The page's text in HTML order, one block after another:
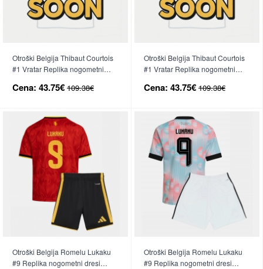
Otroški Belgija Thibaut Courtois
#1 Vratar Replika nogometni
Dolgi Rokav (+ hlače)
Cena: 43.75€ 109.38€
Otroški Belgija Thibaut Courtois
#1 Vratar Replika nogometni
Dolgi Rokav (+ hlače)
Cena: 43.75€ 109.38€
Otroški Belgija Romelu Lukaku
#9 Replika nogometni dresi
Otroški Belgija Romelu Lukaku
#9 Replika nogometni dresi